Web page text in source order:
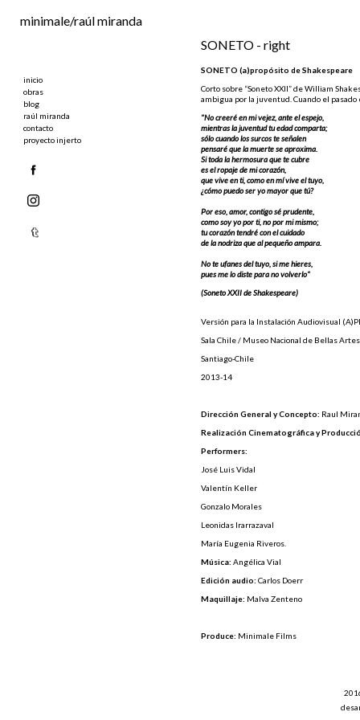
minimale/raúl miranda
inicio
obras
blog
raúl miranda
contacto
proyecto injerto
SONETO - right
SONETO (a)propósito de Shakespeare
Corto sobre “Soneto XXII” de William
ambigua por la juventud. Cuando el
"No creeré en mi vejez, ante el espejo,
mientras la juventud tu edad comparta;
sólo cuando los surcos te señalen
pensaré que la muerte se aproxima.
Si toda la hermosura que te cubre
es el ropaje de mi corazón,
que vive en ti, como en mí vive el tuyo,
¿cómo puedo ser yo mayor que tú?
Por eso, amor, contigo sé prudente,
como soy yo por ti, no por mi mismo;
tu corazón tendré con el cuidado
de la nodriza que al pequeño ampara.
No te ufanes del tuyo, si me hieres,
pues me lo diste para no volverlo"
(Soneto XXII de Shakespeare)
Versión para la Instalación Audiovisual
Sala Chile / Museo Nacional de Bellas Artes
Santiago-Chile
2013-14
Dirección General y Concepto: Raul
Realización Cinematográfica y
Performers:
José Luis Vidal
Valentín Keller
Gonzalo Morales
Leonidas Irarrazaval
María Eugenia Riveros.
Música: Angélica Vial
Edición audio: Carlos Doerr
Maquillaje: Malva Zenteno
Produce: Minimale Films